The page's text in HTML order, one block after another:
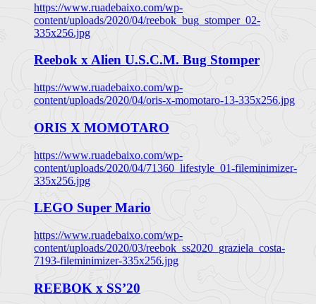
https://www.ruadebaixo.com/wp-
content/uploads/2020/04/reebok_bug_stomper_02-
335x256.jpg
Reebok x Alien U.S.C.M. Bug Stomper
https://www.ruadebaixo.com/wp-
content/uploads/2020/04/oris-x-momotaro-13-335x256.jpg
ORIS X MOMOTARO
https://www.ruadebaixo.com/wp-
content/uploads/2020/04/71360_lifestyle_01-fileminimizer-
335x256.jpg
LEGO Super Mario
https://www.ruadebaixo.com/wp-
content/uploads/2020/03/reebok_ss2020_graziela_costa-
7193-fileminimizer-335x256.jpg
REEBOK x SS’20